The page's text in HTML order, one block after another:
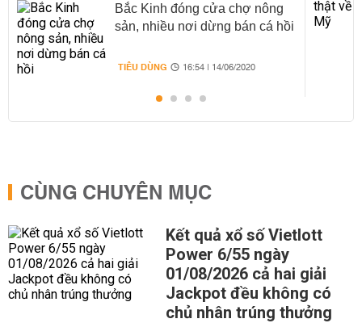
Bắc Kinh đóng cửa chợ nông
sản, nhiều nơi dừng bán cá hồi
TIÊU DÙNG 16:54 | 14/06/2020
CÙNG CHUYÊN MỤC
Kết quả xổ số Vietlott
Power 6/55 ngày
01/08/2026 cả hai giải
Jackpot đều không có
chủ nhân trúng thưởng